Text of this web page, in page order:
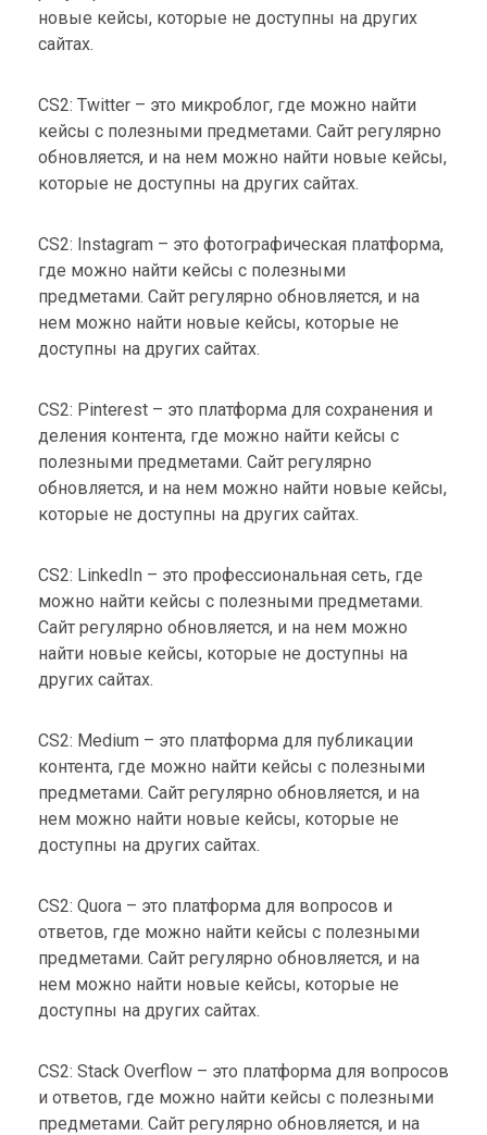
новые кейсы, которые не доступны на других
сайтах.
CS2: Twitter – это микроблог, где можно найти
кейсы с полезными предметами. Сайт регулярно
обновляется, и на нем можно найти новые кейсы,
которые не доступны на других сайтах.
CS2: Instagram – это фотографическая платформа,
где можно найти кейсы с полезными
предметами. Сайт регулярно обновляется, и на
нем можно найти новые кейсы, которые не
доступны на других сайтах.
CS2: Pinterest – это платформа для сохранения и
деления контента, где можно найти кейсы с
полезными предметами. Сайт регулярно
обновляется, и на нем можно найти новые кейсы,
которые не доступны на других сайтах.
CS2: LinkedIn – это профессиональная сеть, где
можно найти кейсы с полезными предметами.
Сайт регулярно обновляется, и на нем можно
найти новые кейсы, которые не доступны на
других сайтах.
CS2: Medium – это платформа для публикации
контента, где можно найти кейсы с полезными
предметами. Сайт регулярно обновляется, и на
нем можно найти новые кейсы, которые не
доступны на других сайтах.
CS2: Quora – это платформа для вопросов и
ответов, где можно найти кейсы с полезными
предметами. Сайт регулярно обновляется, и на
нем можно найти новые кейсы, которые не
доступны на других сайтах.
CS2: Stack Overflow – это платформа для вопросов
и ответов, где можно найти кейсы с полезными
предметами. Сайт регулярно обновляется, и на